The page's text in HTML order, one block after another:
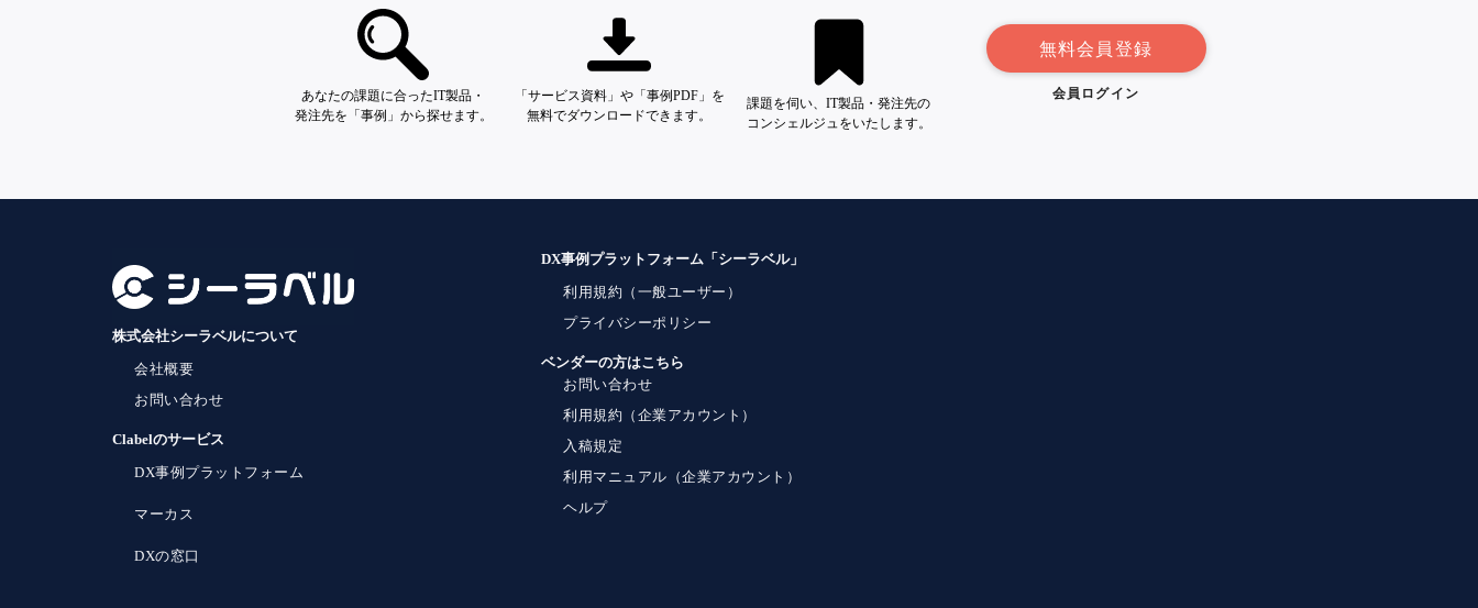
あなたの課題に合ったIT製品・
発注先を「事例」から探せます。
「サービス資料」や「事例PDF」を
無料でダウンロードできます。
課題を伺い、IT製品・発注先の
コンシェルジュをいたします。
無料会員登録
会員ログイン
株式会社シーラベルについて
会社概要
お問い合わせ
Clabelのサービス
DX事例プラットフォーム
マーカス
DXの窓口
DX事例プラットフォーム「シーラベル」
利用規約（一般ユーザー）
プライバシーポリシー
ベンダーの方はこちら
お問い合わせ
利用規約（企業アカウント）
入稿規定
利用マニュアル（企業アカウント）
ヘルプ